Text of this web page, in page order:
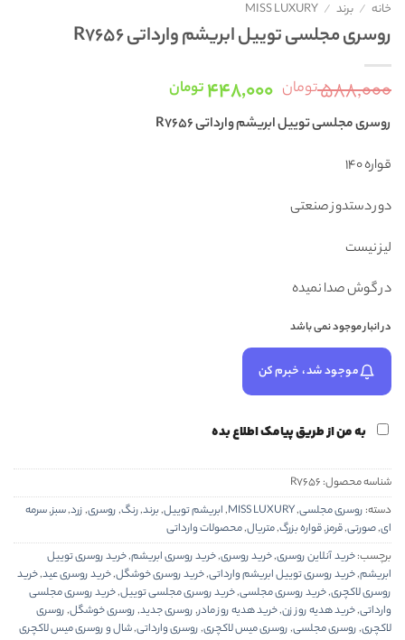
خانه / برند /
MISS LUXURY
روسری مجلسی توییل ابریشم وارداتی R7656
۵۸۸,۰۰۰تومان قیمت
اصلی:
۵۸۸,۰۰۰ تومان
۴۴۸,۰۰۰تومانقیمت
فعلی:
۴۴۸,۰۰۰ تومان. روسریمجلسی توییل ابریشم وارداتی R7656
قواره 140
دور دستدوز صنعتی
لیز نیست
در گوش صدا نمیده
در انبار موجود نمی باشد
موجود شد، خبرم کن
به من از طریق پیامک اطلاع بده
شناسه محصول: R7656
دسته: روسری مجلسی,
MISS LUXURY
,ابریشم توییل,برند,رنگ,روسری,زرد,سبز,سرمه
ای,صورتی,قرمز,قواره بزرگ,متریال,محصولات وارداتی
برچسب:خرید آنلاین روسری,خرید روسری,خرید روسری ابریشم,خرید روسری توییل
ابریشم,خرید روسری توییل ابریشم وارداتی,خرید روسری خوشگل,خرید روسری عید,خرید
روسری لاکچری,خرید روسری مجلسی,خرید روسری مجلسی توییل,خرید روسری مجلسی
وارداتی,خرید هدیه روز زن,خرید هدیه روز مادر,روسری جدید,روسری خوشگل,روسری
لاکچری,روسری مجلسی,روسری میس لاکچری,روسری وارداتی,شال و روسری میس لاکچری